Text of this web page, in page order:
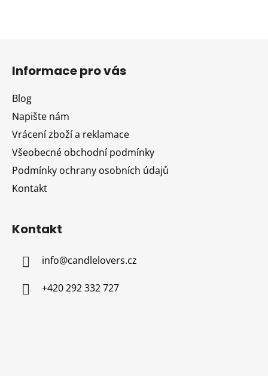
Informace pro vás
Blog
Napište nám
Vrácení zboží a reklamace
Všeobecné obchodní podmínky
Podmínky ochrany osobních údajů
Kontakt
Kontakt
info@candlelovers.cz
+420 292 332 727